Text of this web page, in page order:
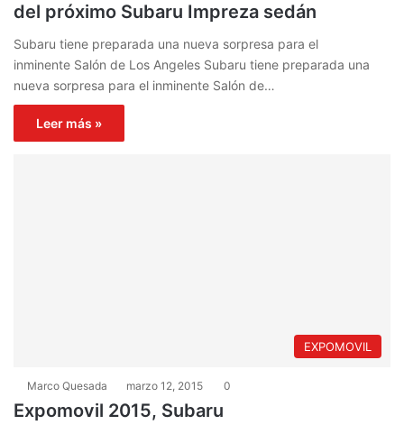
del próximo Subaru Impreza sedán
Subaru tiene preparada una nueva sorpresa para el
inminente Salón de Los Angeles Subaru tiene preparada una
nueva sorpresa para el inminente Salón de…
Leer más »
EXPOMOVIL
Marco Quesada marzo 12, 2015 0
Expomovil 2015, Subaru